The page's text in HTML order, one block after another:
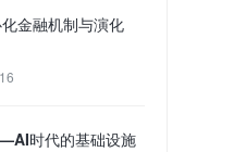
金融机制与演化
时代的基础设施